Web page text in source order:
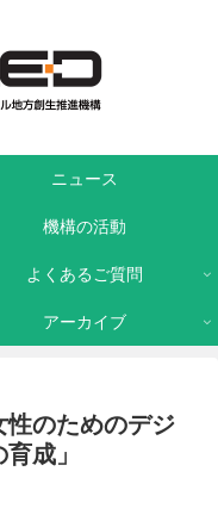
ニュース
機構の活動
よくあるご質問
アーカイブ
性のためのデジ
成」